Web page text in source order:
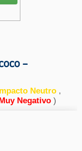
–
Impacto Neutro ,
Negativo )